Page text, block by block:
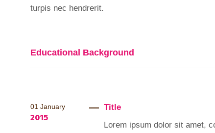
turpis nec hendrerit.
Educational Background
01 January
2015
Title
Lorem ipsum dolor sit amet,